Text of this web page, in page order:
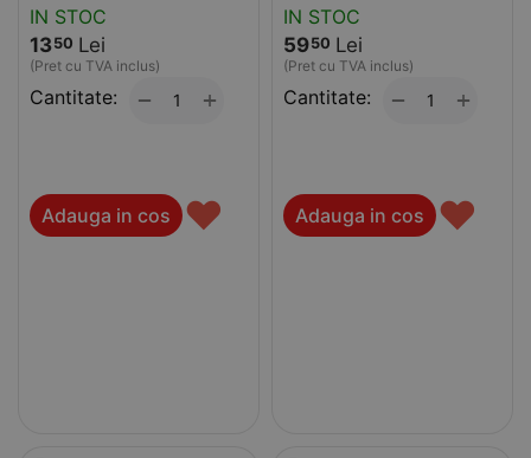
IN STOC
1350 Lei
(Pret cu TVA inclus)
Cantitate: +
−
Adauga in cos ♥
IN STOC
5950 Lei
(Pret cu TVA inclus)
Cantitate: +
−
Adauga in cos ♥